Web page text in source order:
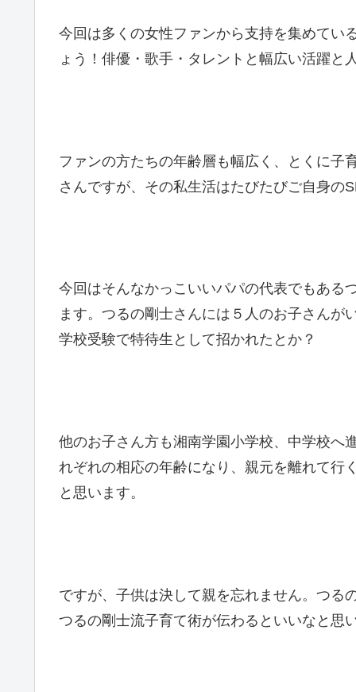
今回は多くの女性ファンから支持を集めてい
ょう！俳優・歌手・タレントと幅広い活躍と
ファンの方たちの年齢層も幅広く、とくに子
さんですが、その私生活はたびたびご自身の
今回はそんなかっこいいパパの代表でもある
ます。つるの剛士さんには５人のお子さんが
学校受験で特待生として招かれたとか？
他のお子さん方も湘南学園小学校、中学校へ
れぞれの相応の年齢になり、親元を離れて行
と思います。
ですが、子供は決して親を忘れません。つる
つるの剛士流子育て術が伝わるといいなと思